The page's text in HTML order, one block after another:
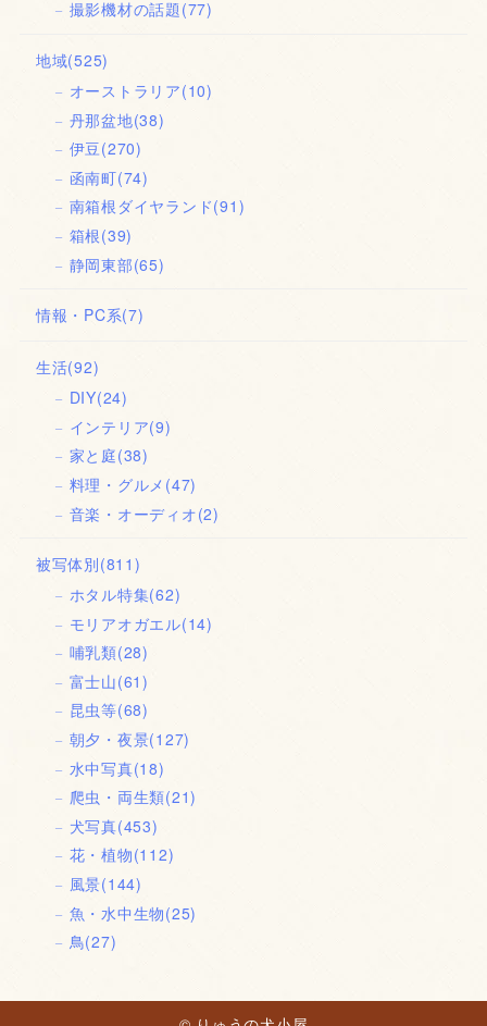
撮影機材の話題(77)
地域(525)
オーストラリア(10)
丹那盆地(38)
伊豆(270)
函南町(74)
南箱根ダイヤランド(91)
箱根(39)
静岡東部(65)
情報・PC系(7)
生活(92)
DIY(24)
インテリア(9)
家と庭(38)
料理・グルメ (47)
音楽・オーディオ(2)
被写体別(811)
ホタル特集(62)
モリアオガエル(14)
哺乳類(28)
富士山(61)
昆虫等(68)
朝夕・夜景(127)
水中写真(18)
爬虫・両生類(21)
犬写真(453)
花・植物(112)
風景(144)
魚・水中生物(25)
鳥(27)